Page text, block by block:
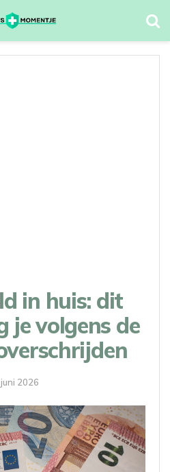
in huis: dit
je volgens de
2026